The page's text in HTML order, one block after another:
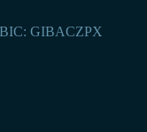
GIBACZPX